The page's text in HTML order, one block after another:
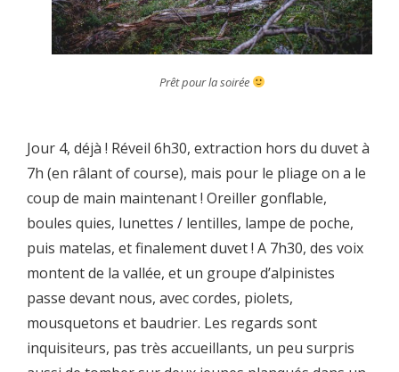
Prêt pour la soirée
Jour 4, déjà ! Réveil 6h30, extraction hors du duvet à
7h (en râlant of course), mais pour le pliage on a le
coup de main maintenant ! Oreiller gonflable,
boules quies, lunettes / lentilles, lampe de poche,
puis matelas, et finalement duvet ! A 7h30, des voix
montent de la vallée, et un groupe d’alpinistes
passe devant nous, avec cordes, piolets,
mousquetons et baudrier. Les regards sont
inquisiteurs, pas très accueillants, un peu surpris